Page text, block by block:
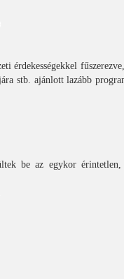
érdekességekkel
stb. ajánlott lazább
be az egykor érintetlen,